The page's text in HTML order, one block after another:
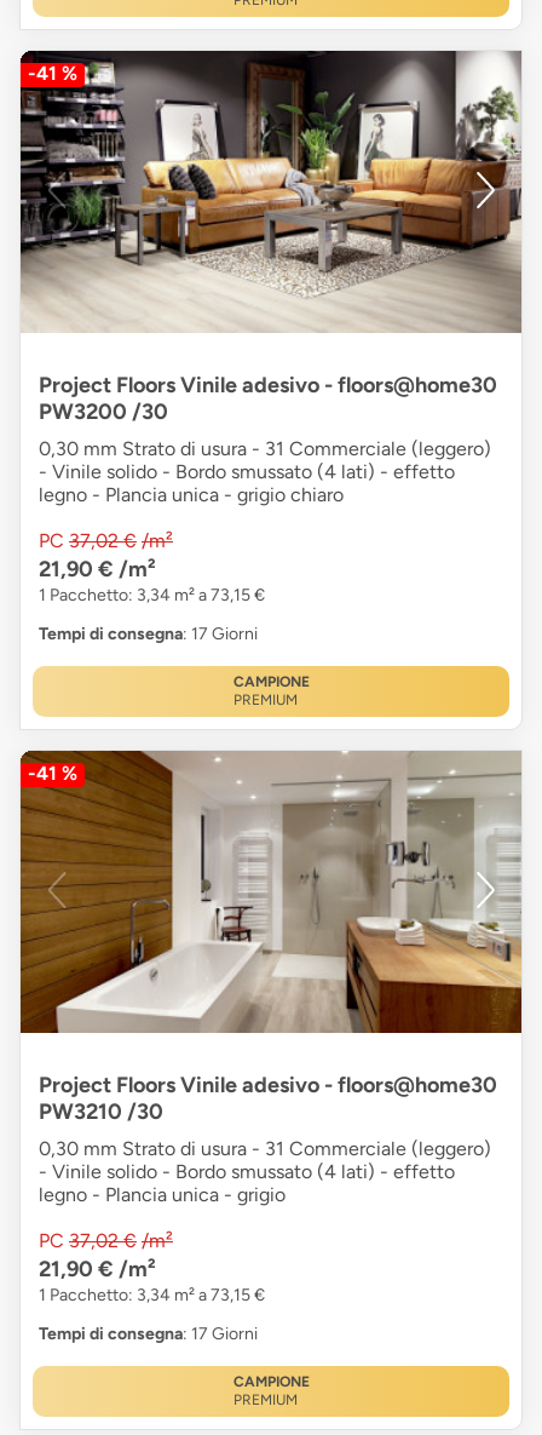
-41 %
Project Floors Vinile adesivo - floors@home30
PW3200 /30
0,30 mm Strato di usura - 31 Commerciale (leggero)
- Vinile solido - Bordo smussato (4 lati) - effetto
legno - Plancia unica - grigio chiaro
PC 37,02 € /m²
21,90 € /m²
1 Pacchetto: 3,34 m² a 73,15 €
Tempi di consegna: 17 Giorni
CAMPIONE
PREMIUM
-41 %
Project Floors Vinile adesivo - floors@home30
PW3210 /30
0,30 mm Strato di usura - 31 Commerciale (leggero)
- Vinile solido - Bordo smussato (4 lati) - effetto
legno - Plancia unica - grigio
PC 37,02 € /m²
21,90 € /m²
1 Pacchetto: 3,34 m² a 73,15 €
Tempi di consegna: 17 Giorni
CAMPIONE
PREMIUM